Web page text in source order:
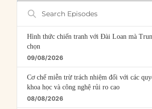
Search
Episodes
Hình thức chiến tranh với Đài Loan mà
chọn
09/08/2026
Cơ chế miễn trừ trách nhiệm đối với các
khoa học và công nghệ rủi ro cao
08/08/2026